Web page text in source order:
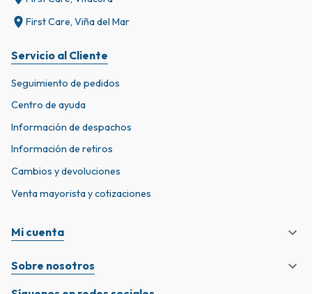
First Care, Viña del Mar
Servicio al Cliente
Seguimiento de pedidos
Centro de ayuda
Información de despachos
Información de retiros
Cambios y devoluciones
Venta mayorista y cotizaciones
Mi cuenta
Sobre nosotros